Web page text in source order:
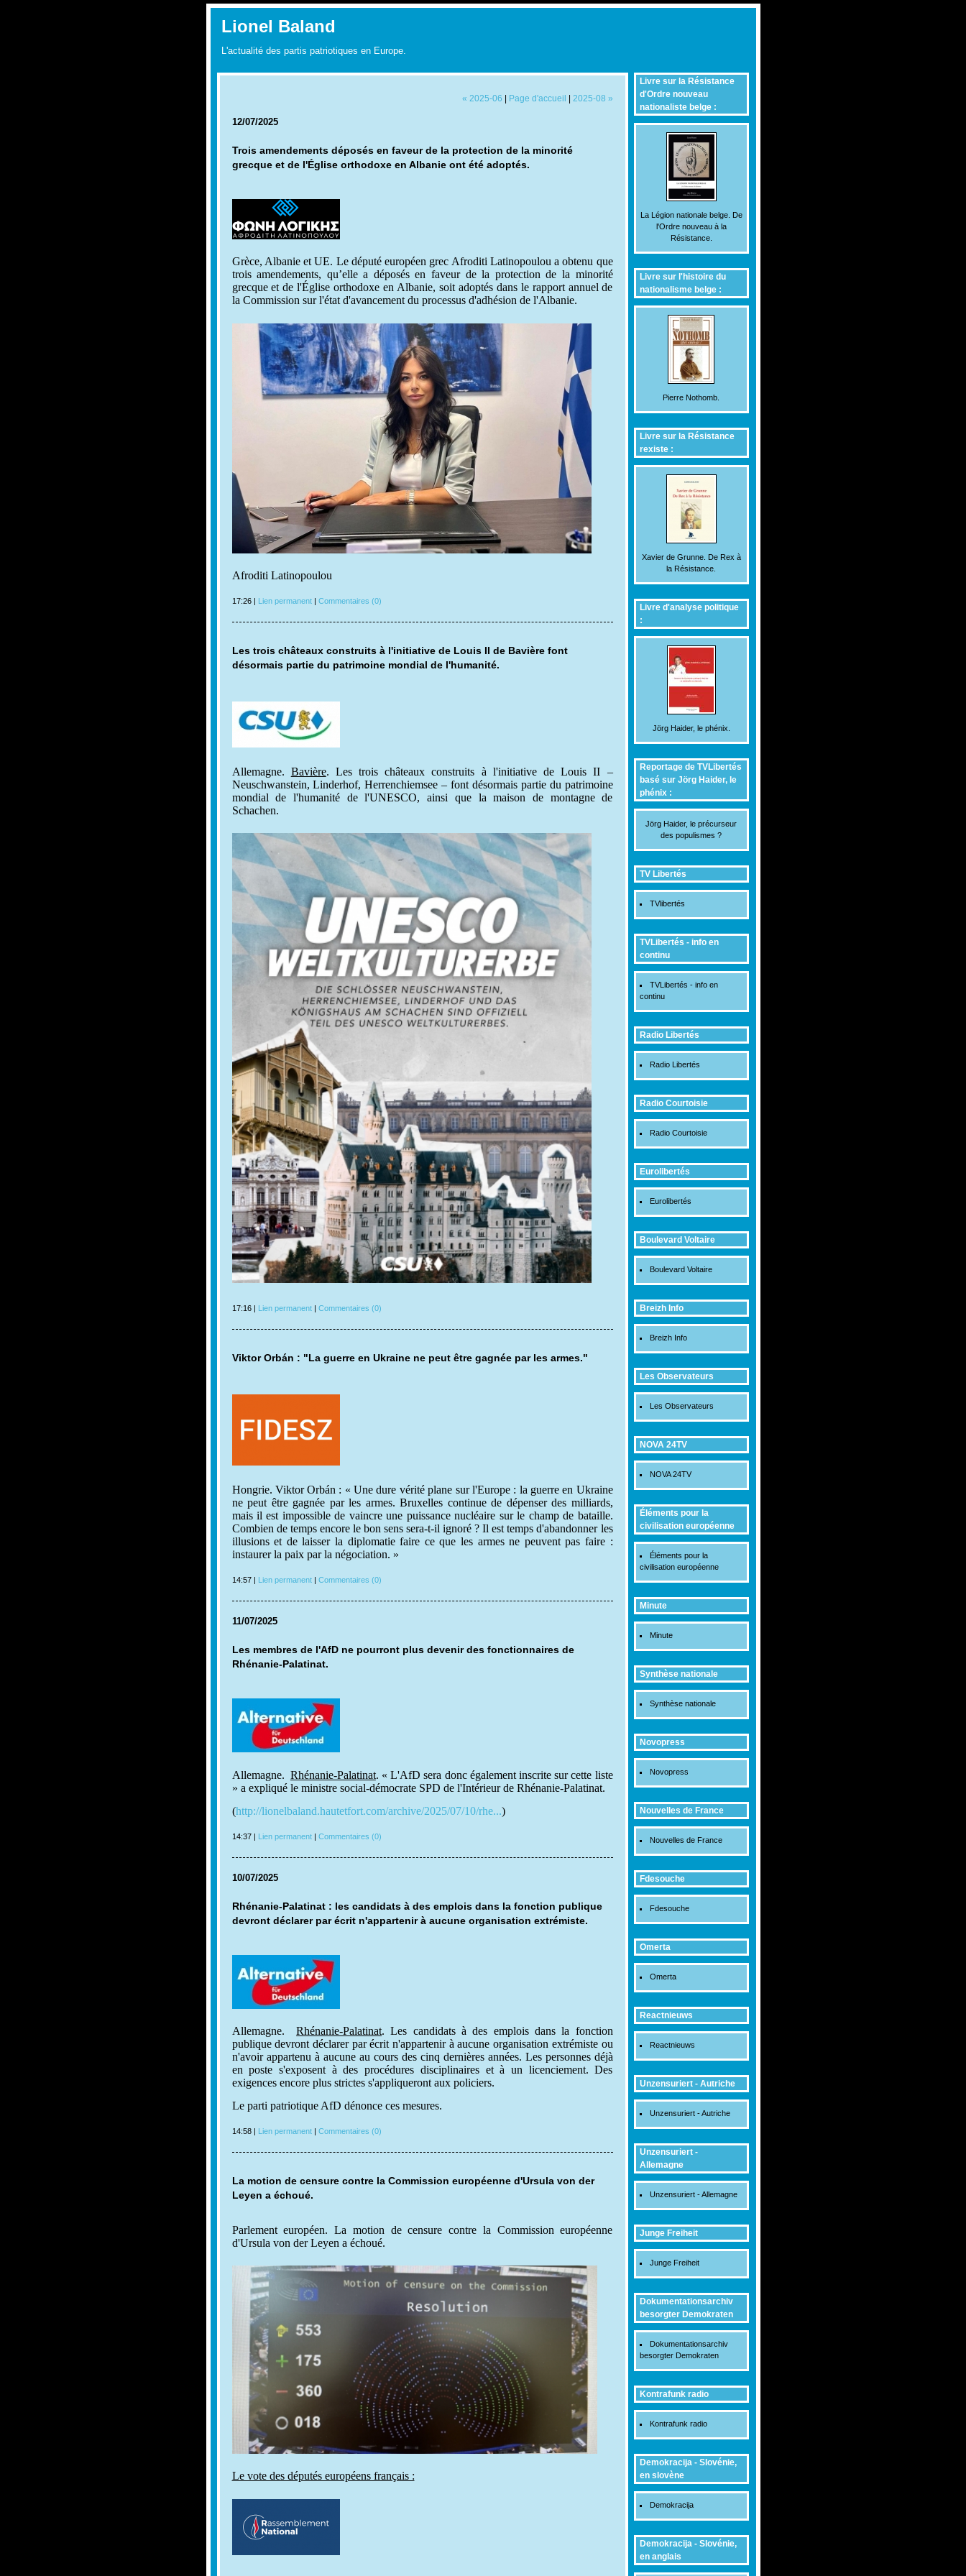
Lionel Baland
L'actualité des partis patriotiques en Europe.
Livre sur la Résistance
d'Ordre nouveau
nationaliste belge :
La Légion nationale belge. De
l'Ordre nouveau à la
Résistance.
Livre sur l'histoire du
nationalisme belge :
Pierre Nothomb.
Livre sur la Résistance
rexiste :
Xavier de Grunne. De Rex à
la Résistance.
Livre d'analyse politique
:
Jörg Haider, le phénix.
Reportage de TVLibertés
basé sur Jörg Haider, le
phénix :
Jörg Haider, le précurseur
des populismes ?
TV Libertés
TVlibertés
TVLibertés - info en
continu
TVLibertés - info en
continu
Radio Libertés
Radio Libertés
Radio Courtoisie
Radio Courtoisie
Eurolibertés
Eurolibertés
Boulevard Voltaire
Boulevard Voltaire
Breizh Info
Breizh Info
Les Observateurs
Les Observateurs
NOVA 24TV
NOVA 24TV
Éléments pour la
civilisation européenne
Éléments pour la
civilisation européenne
Minute
Minute
Synthèse nationale
Synthèse nationale
Novopress
Novopress
Nouvelles de France
Nouvelles de France
Fdesouche
Fdesouche
Omerta
Omerta
Reactnieuws
Reactnieuws
Unzensuriert - Autriche
Unzensuriert - Autriche
Unzensuriert -
Allemagne
Unzensuriert - Allemagne
Junge Freiheit
Junge Freiheit
Dokumentationsarchiv
besorgter Demokraten
Dokumentationsarchiv
besorgter Demokraten
Kontrafunk radio
Kontrafunk radio
Demokracija - Slovénie,
en slovène
Demokracija
Demokracija - Slovénie,
en anglais
« 2025-06 | Page d'accueil | 2025-08 »
12/07/2025
Trois amendements déposés en faveur de la protection de la minorité
grecque et de l'Église orthodoxe en Albanie ont été adoptés.
Grèce, Albanie et UE. Le député européen grec Afroditi Latinopoulou a obtenu que
trois amendements, qu’elle a déposés en faveur de la protection de la minorité
grecque et de l'Église orthodoxe en Albanie, soit adoptés dans le rapport annuel de
la Commission sur l'état d'avancement du processus d'adhésion de l'Albanie.
Afroditi Latinopoulou
17:26 | Lien permanent| Commentaires (0)
Les trois châteaux construits à l'initiative de Louis II de Bavière font
désormais partie du patrimoine mondial de l'humanité.
Allemagne. Bavière. Les trois châteaux construits à l'initiative de Louis II –
Neuschwanstein, Linderhof, Herrenchiemsee – font désormais partie du patrimoine
mondial de l'humanité de l'UNESCO, ainsi que la maison de montagne de
Schachen.
17:16 | Lien permanent| Commentaires (0)
Viktor Orbán : "La guerre en Ukraine ne peut être gagnée par les armes."
Hongrie. Viktor Orbán : « Une dure vérité plane sur l'Europe : la guerre en Ukraine
ne peut être gagnée par les armes. Bruxelles continue de dépenser des milliards,
mais il est impossible de vaincre une puissance nucléaire sur le champ de bataille.
Combien de temps encore le bon sens sera-t-il ignoré ? Il est temps d'abandonner les
illusions et de laisser la diplomatie faire ce que les armes ne peuvent pas faire :
instaurer la paix par la négociation. »
14:57 | Lien permanent| Commentaires (0)
11/07/2025
Les membres de l'AfD ne pourront plus devenir des fonctionnaires de
Rhénanie-Palatinat.
Allemagne. Rhénanie-Palatinat. « L'AfD sera donc également inscrite sur cette liste
» a expliqué le ministre social-démocrate SPD de l'Intérieur de Rhénanie-Palatinat.
(http://lionelbaland.hautetfort.com/archive/2025/07/10/rhe...)
14:37 | Lien permanent| Commentaires (0)
10/07/2025
Rhénanie-Palatinat : les candidats à des emplois dans la fonction publique
devront déclarer par écrit n'appartenir à aucune organisation extrémiste.
Allemagne.Rhénanie-Palatinat. Les candidats à des emplois dans la fonction
publique devront déclarer par écrit n'appartenir à aucune organisation extrémiste ou
n'avoir appartenu à aucune au cours des cinq dernières années. Les personnes déjà
en poste s'exposent à des procédures disciplinaires et à un licenciement. Des
exigences encore plus strictes s'appliqueront aux policiers.
Le parti patriotique AfD dénonce ces mesures.
14:58 | Lien permanent| Commentaires (0)
La motion de censure contre la Commission européenne d'Ursula von der
Leyen a échoué.
Parlement européen. La motion de censure contre la Commission européenne
d'Ursula von der Leyen a échoué.
Le vote des députés européens français :